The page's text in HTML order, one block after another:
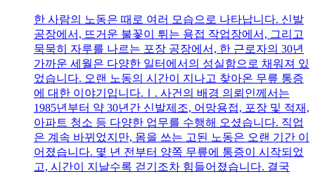
한 사람의 노동은 때로 여러 모습으로 나타납니다. 신발
공장에서, 뜨거운 불꽃이 튀는 용접 작업장에서, 그리고
묵묵히 자루를 나르는 포장 공장에서, 한 근로자의 30년
가까운 세월은 다양한 일터에서의 성실함으로 채워져 있
었습니다. 오랜 노동의 시간이 지나고 찾아온 무릎 통증
에 대한 이야기입니다.Ⅰ. 사건의 배경 의뢰인께서는
1985년부터 약 30년간 신발제조, 어망용접, 포장 및 적재,
아파트 청소 등 다양한 업무를 수행해 오셨습니다. 직업
은 계속 바뀌었지만, 몸을 쓰는 고된 노동은 오랜 기간 이
어졌습니다. 몇 년 전부터 양쪽 무릎에 통증이 시작되었
고, 시간이 지날수록 걷기조차 힘들어졌습니다. 결국